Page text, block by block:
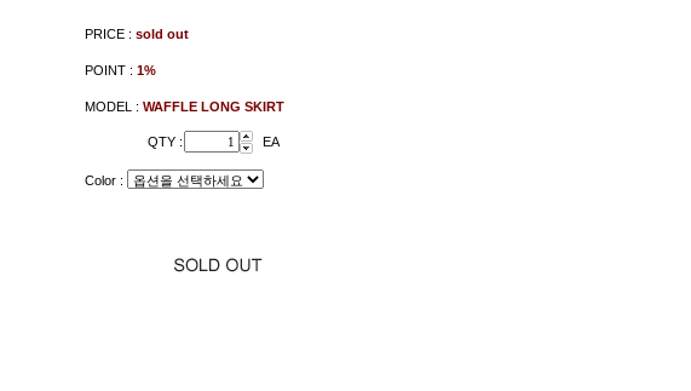
PRICE : sold out
POINT : 1%
MODEL : WAFFLE LONG SKIRT
QTY : EA
Color :